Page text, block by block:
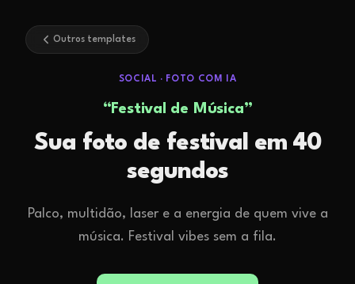
Outros templates
SOCIAL · FOTO COM IA
“Festival de Música”
Sua foto de festival em 40
segundos
Palco, multidão, laser e a energia de quem vive a
música. Festival vibes sem a fila.